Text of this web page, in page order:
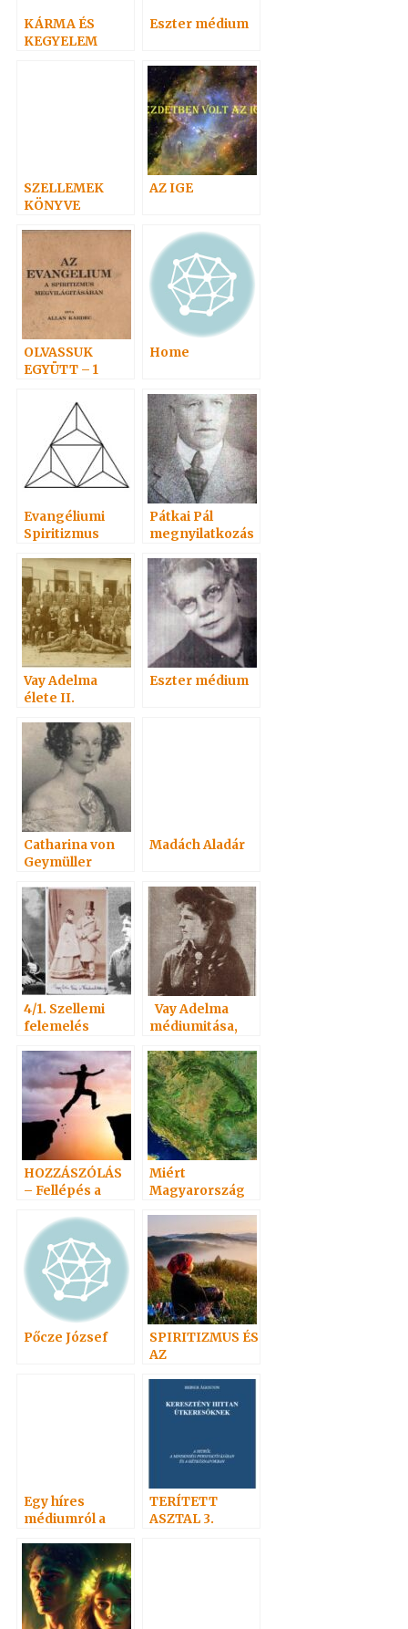
KÁRMA ÉS
KEGYELEM
Eszter médium
SZELLEMEK
KÖNYVE
AZ IGE
OLVASSUK
EGYÜTT – 1
Home
Evangéliumi
Spiritizmus
Pátkai Pál
megnyilatkozás
Vay Adelma
élete II.
Eszter médium
Catharina von
Geymüller
Madách Aladár
4/1. Szellemi
felemelés
Vay Adelma
médiumitása,
HOZZÁSZÓLÁS
– Fellépés a
mellett
Miért
Magyarország
Hazája?
Pőcze József
SPIRITIZMUS ÉS
AZ
SPIRITIZMUS
Egy híres
médiumról a
újságban 1901
TERÍTETT
ASZTAL 3.